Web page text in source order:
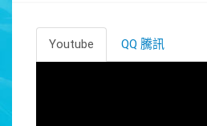
Youtube QQ 騰訊